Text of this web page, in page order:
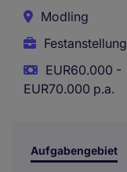
Modling
Festanstellung
EUR60.000 -
EUR70.000 p.a.
Aufgabengebiet